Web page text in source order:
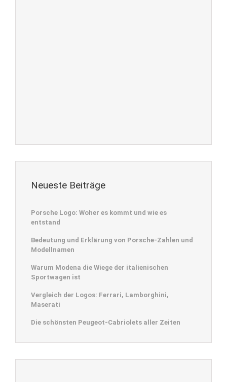
Neueste Beiträge
Porsche Logo: Woher es kommt und wie es
entstand
Bedeutung und Erklärung von Porsche-Zahlen und
Modellnamen
Warum Modena die Wiege der italienischen
Sportwagen ist
Vergleich der Logos: Ferrari, Lamborghini,
Maserati
Die schönsten Peugeot-Cabriolets aller Zeiten